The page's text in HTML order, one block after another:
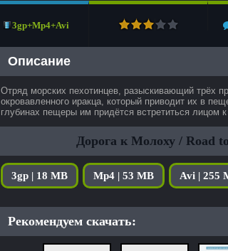
3gp+Mp4+Avi
Описание
Отряд морских пехотинцев, разыскивающий трёх
окровавленного иракца, который приводит их в
глубинах пещеры им придётся встретиться лицом
Дорога к Молоху / Road
3gp | 18 MB Mp4 | 53 MB Avi | 255
Рекомендуем скачать: